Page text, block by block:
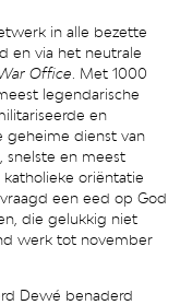
in alle bezette
en via het neutrale
Office . Met 1000
legendarische
en
geheime dienst van
snelste en meest
oriëntatie
een eed op God
die gelukkig niet
werk tot november
Dewé benaderd